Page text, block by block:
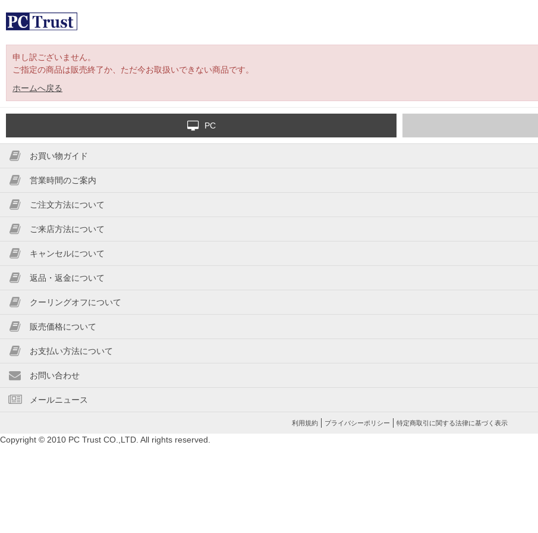
申し訳ございません。
ご指定の商品は販売終了か、ただ今お取扱いできない商品です。
ホームへ戻る
PC
お買い物ガイド
営業時間のご案内
ご注文方法について
ご来店方法について
キャンセルについて
返品・返金について
クーリングオフについて
販売価格について
お支払い方法について
お問い合わせ
メールニュース
利用規約 プライバシーポリシー 特定商取引に関する法律に基づく表示
Copyright © 2010 PC Trust CO.,LTD. All rights reserved.